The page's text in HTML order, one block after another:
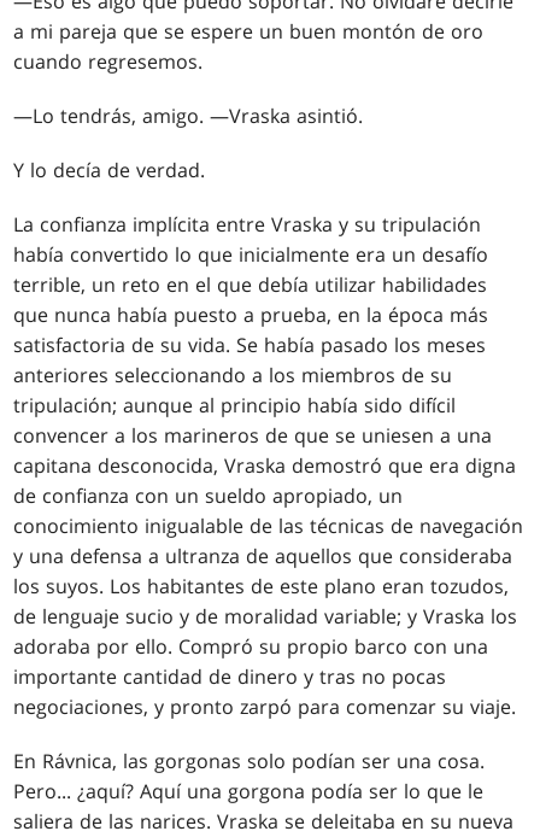
a mi pareja que se espere un buen montón de oro
cuando regresemos.
—Lo tendrás, amigo. —Vraska asintió.
Y lo decía de verdad.
La confianza implícita entre Vraska y su tripulación
había convertido lo que inicialmente era un desafío
terrible, un reto en el que debía utilizar habilidades
que nunca había puesto a prueba, en la época más
satisfactoria de su vida. Se había pasado los meses
anteriores seleccionando a los miembros de su
tripulación; aunque al principio había sido difícil
convencer a los marineros de que se uniesen a una
capitana desconocida, Vraska demostró que era digna
de confianza con un sueldo apropiado, un
conocimiento inigualable de las técnicas de navegación
y una defensa a ultranza de aquellos que consideraba
los suyos. Los habitantes de este plano eran tozudos,
de lenguaje sucio y de moralidad variable; y Vraska los
adoraba por ello. Compró su propio barco con una
importante cantidad de dinero y tras no pocas
negociaciones, y pronto zarpó para comenzar su viaje.
En Rávnica, las gorgonas solo podían ser una cosa.
Pero... ¿aquí? Aquí una gorgona podía ser lo que le
saliera de las narices. Vraska se deleitaba en su nueva